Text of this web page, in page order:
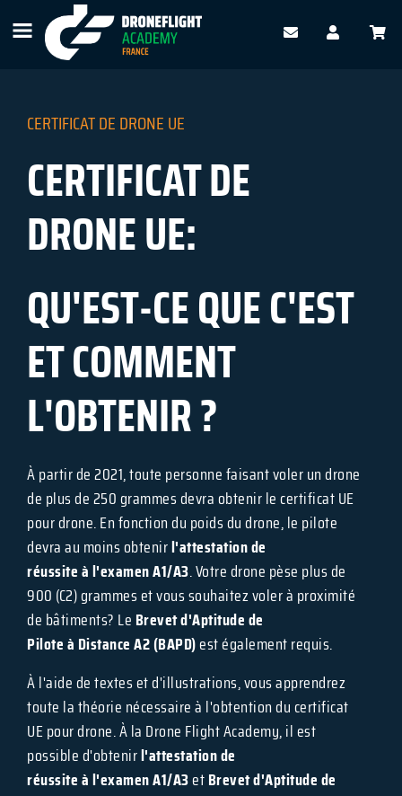
CERTIFICAT DE DRONE UE
CERTIFICAT DE
DRONE UE:
QU'EST-CE QUE C'EST
ET COMMENT
L'OBTENIR ?
À partir de 2021, toute personne faisant voler un drone
de plus de 250 grammes devra obtenir le certificat UE
pour drone. En fonction du poids du drone, le pilote
devra au moins obtenirl'attestation de
réussiteà l'examenA1/A3. Votre drone pèse plus de
900 (C2) grammes et vous souhaitez voler à proximité
de bâtiments? Le Brevet d'Aptitude de
Piloteà DistanceA2 (BAPD)est également requis.
À l'aide de textes et d'illustrations, vous apprendrez
toute la théorie nécessaire à l'obtention du certificat
UE pour drone. À la Drone Flight Academy, il est
possible d'obtenirl'attestation de
réussiteà l'examenA1/A3etBrevet d'Aptitude de